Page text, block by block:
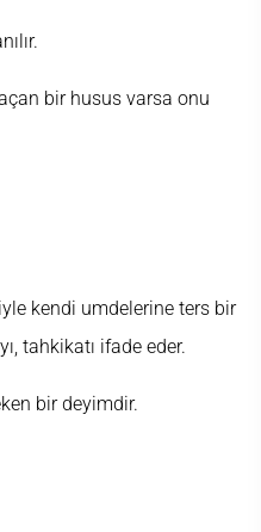
bir husus varsa onu
kendi umdelerine ters bir
tahkikatı ifade eder.
bir deyimdir.